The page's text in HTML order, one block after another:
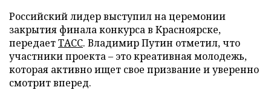
Российский лидер выступил на церемонии
закрытия финала конкурса в Красноярске,
передаетТАСС. Владимир Путин отметил, что
участники проекта – это креативная молодежь,
которая активно ищет свое призвание и уверенно
смотрит вперед.